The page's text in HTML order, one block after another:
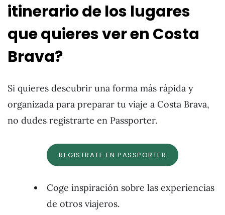
itinerario de los lugares
que quieres ver en Costa
Brava?
Si quieres descubrir una forma más rápida y
organizada para preparar tu viaje a Costa Brava,
no dudes registrarte en Passporter.
REGISTRATE EN PASSPORTER
Coge inspiración sobre las experiencias
de otros viajeros.